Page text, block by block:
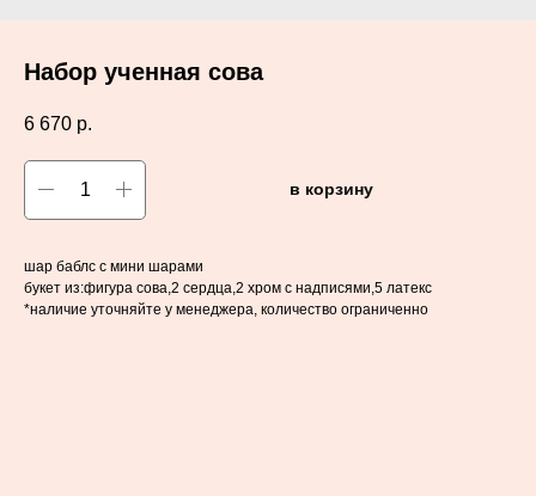
Набор ученная сова
6 670 р.
в корзину
шар баблс с мини шарами
букет из:фигура сова,2 сердца,2 хром с надписями,5 латекс
*наличие уточняйте у менеджера, количество ограниченно